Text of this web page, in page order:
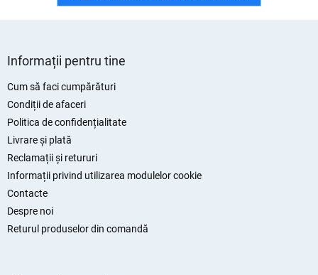
Informații pentru tine
Cum să faci cumpărături
Condiții de afaceri
Politica de confidențialitate
Livrare și plată
Reclamații și retururi
Informații privind utilizarea modulelor cookie
Contacte
Despre noi
Returul produselor din comandă